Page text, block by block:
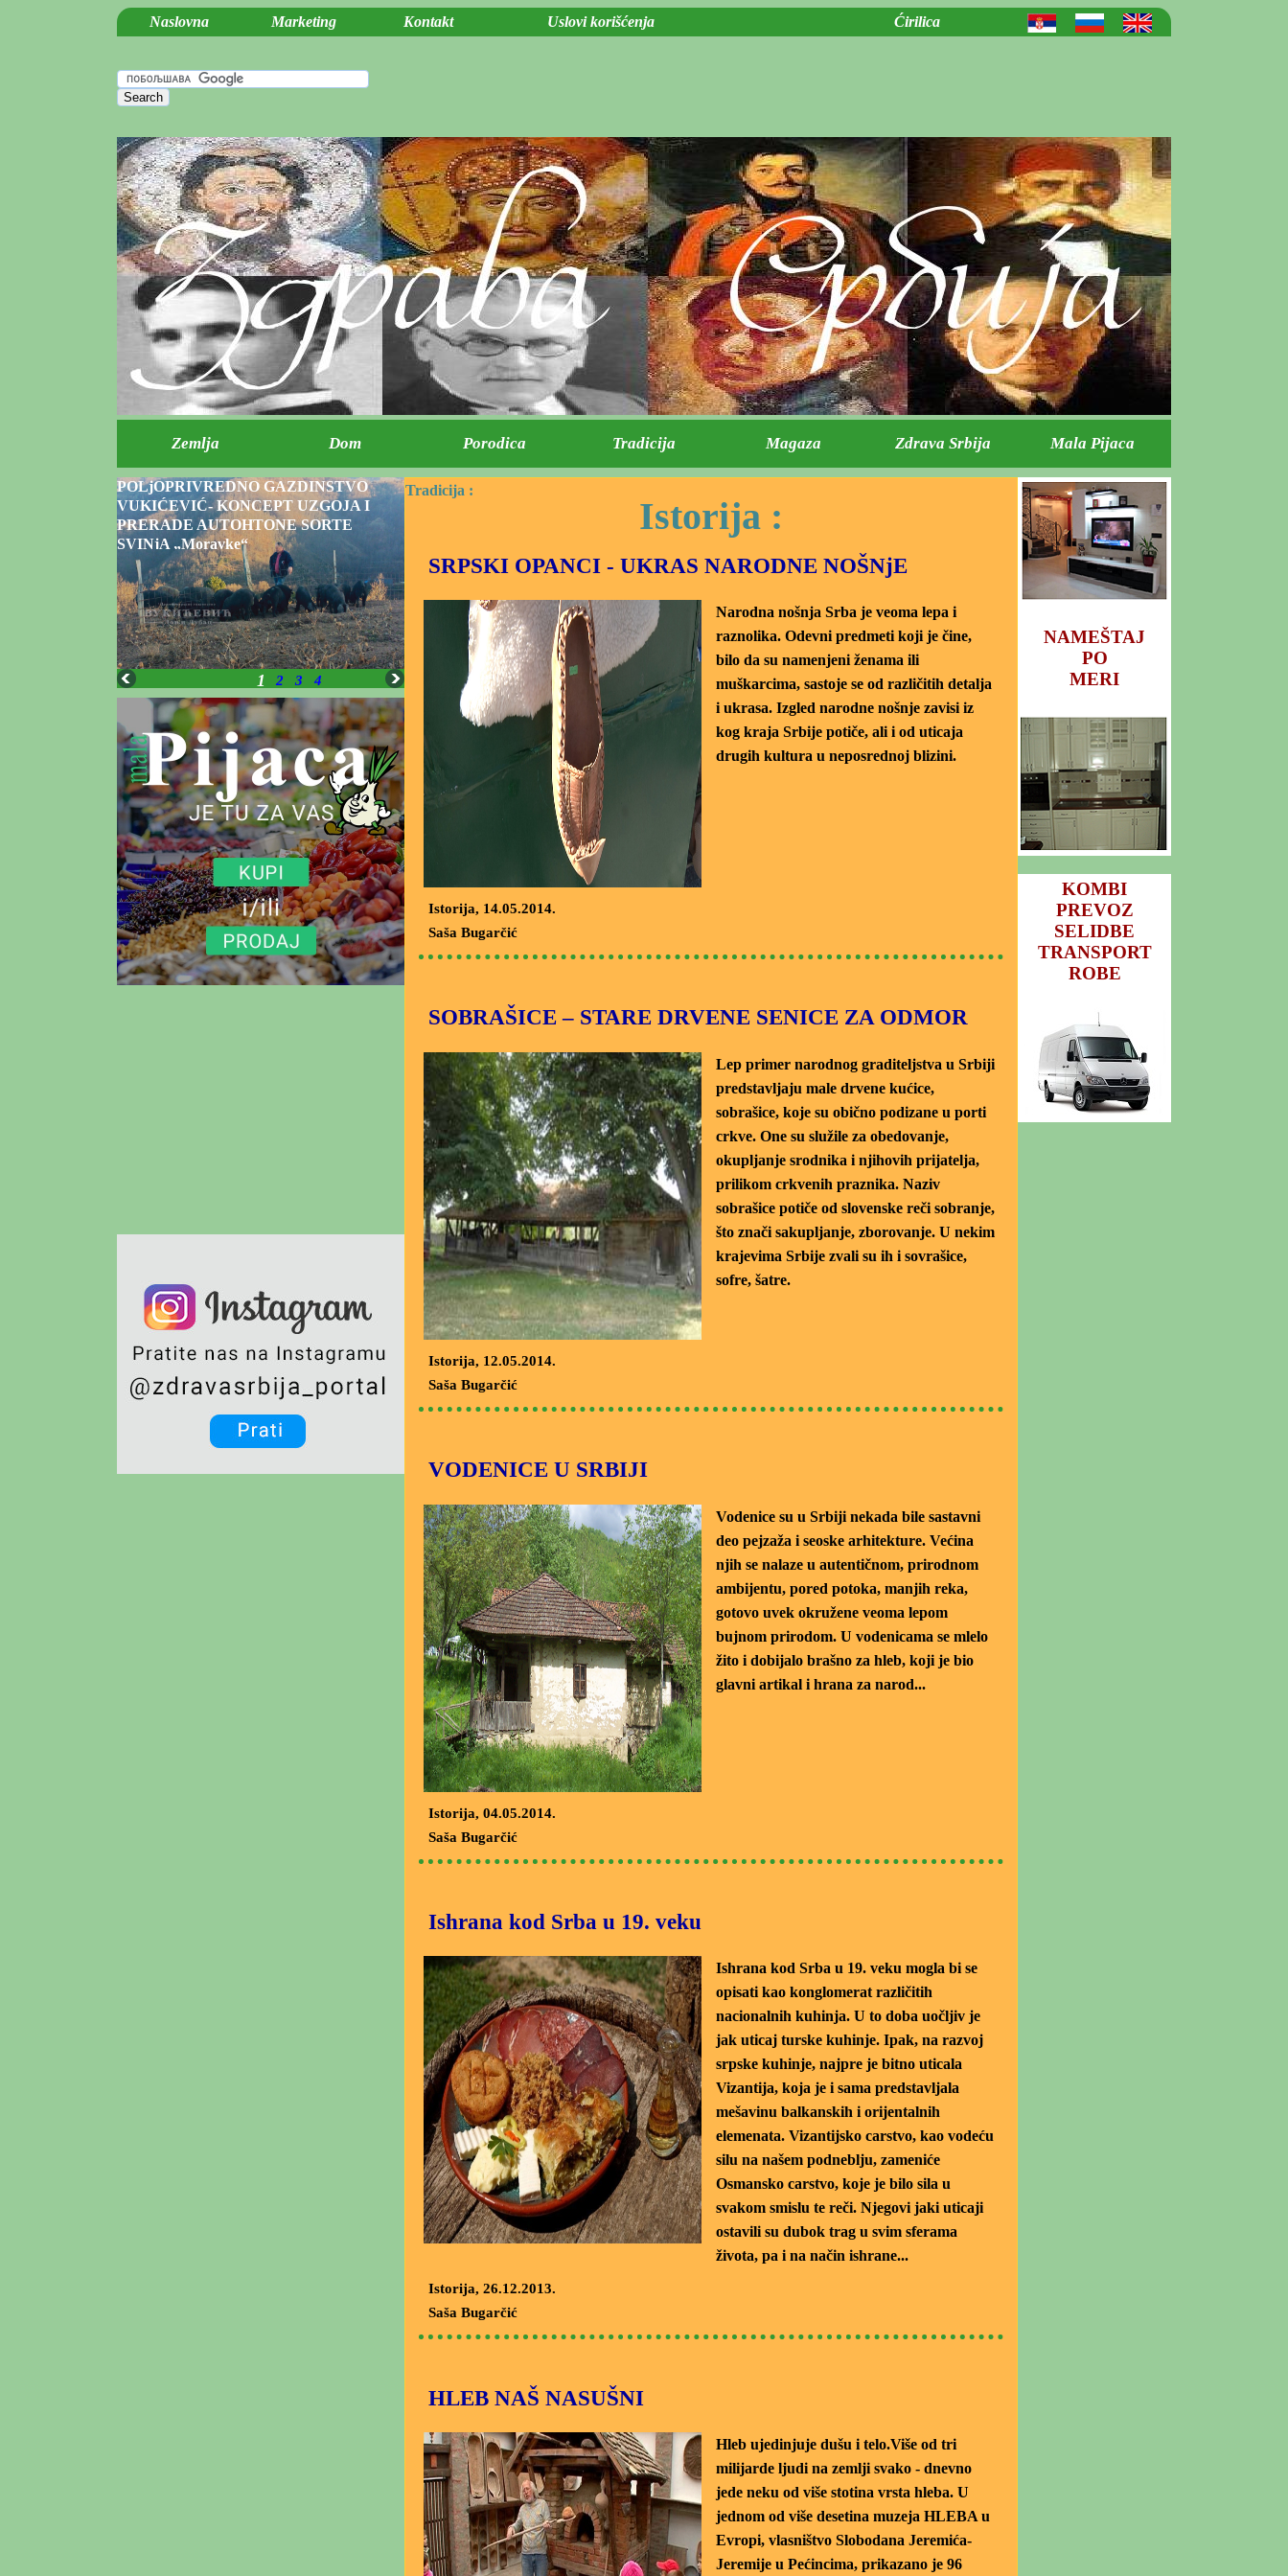
Naslovna Marketing Kontakt Uslovi korišćenja Ćirilica
POLjOPRIVREDNO GAZDINSTVO
VUKIĆEVIĆ- KONCEPT UZGOJA I
PRERADE AUTOHTONE SORTE
SVINjA „Moravke“
1 2 3 4
NAMEŠTAJ
PO
MERI
KOMBI
PREVOZ
SELIDBE
TRANSPORT
ROBE
Tradicija :
Istorija :
SRPSKI OPANCI - UKRAS NARODNE NOŠNjE
Narodna nošnja Srba je veoma lepa i
raznolika. Odevni predmeti koji je čine,
bilo da su namenjeni ženama ili
muškarcima, sastoje se od različitih detalja
i ukrasa. Izgled narodne nošnje zavisi iz
kog kraja Srbije potiče, ali i od uticaja
drugih kultura u neposrednoj blizini.
Istorija, 14.05.2014.
Saša Bugarčić
SOBRAŠICE – STARE DRVENE SENICE ZA ODMOR
Lep primer narodnog graditeljstva u Srbiji
predstavljaju male drvene kućice,
sobrašice, koje su obično podizane u porti
crkve. One su služile za obedovanje,
okupljanje srodnika i njihovih prijatelja,
prilikom crkvenih praznika. Naziv
sobrašice potiče od slovenske reči sobranje,
što znači sakupljanje, zborovanje. U nekim
krajevima Srbije zvali su ih i sovrašice,
sofre, šatre.
Istorija, 12.05.2014.
Saša Bugarčić
VODENICE U SRBIJI
Vodenice su u Srbiji nekada bile sastavni
deo pejzaža i seoske arhitekture. Većina
njih se nalaze u autentičnom, prirodnom
ambijentu, pored potoka, manjih reka,
gotovo uvek okružene veoma lepom
bujnom prirodom. U vodenicama se mlelo
žito i dobijalo brašno za hleb, koji je bio
glavni artikal i hrana za narod...
Istorija, 04.05.2014.
Saša Bugarčić
Ishrana kod Srba u 19. veku
Ishrana kod Srba u 19. veku mogla bi se
opisati kao konglomerat različitih
nacionalnih kuhinja. U to doba uočljiv je
jak uticaj turske kuhinje. Ipak, na razvoj
srpske kuhinje, najpre je bitno uticala
Vizantija, koja je i sama predstavljala
mešavinu balkanskih i orijentalnih
elemenata. Vizantijsko carstvo, kao vodeću
silu na našem podneblju, zameniće
Osmansko carstvo, koje je bilo sila u
svakom smislu te reči. Njegovi jaki uticaji
ostavili su dubok trag u svim sferama
života, pa i na način ishrane...
Istorija, 26.12.2013.
Saša Bugarčić
HLEB NAŠ NASUŠNI
Hleb ujedinjuje dušu i telo.Više od tri
milijarde ljudi na zemlji svako - dnevno
jede neku od više stotina vrsta hleba. U
jednom od više desetina muzeja HLEBA u
Evropi, vlasništvo Slobodana Jeremića-
Jeremije u Pećincima, prikazano je 96
Zemlja Dom Porodica Tradicija Magaza Zdrava Srbija Mala Pijaca